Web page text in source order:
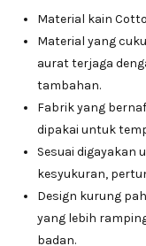
Material kain
Material yang
aurat terjaga
tambahan.
Fabrik yang
dipakai untuk
Sesuai digayakan
kesyukuran,
Design kurung
yang lebih
badan.